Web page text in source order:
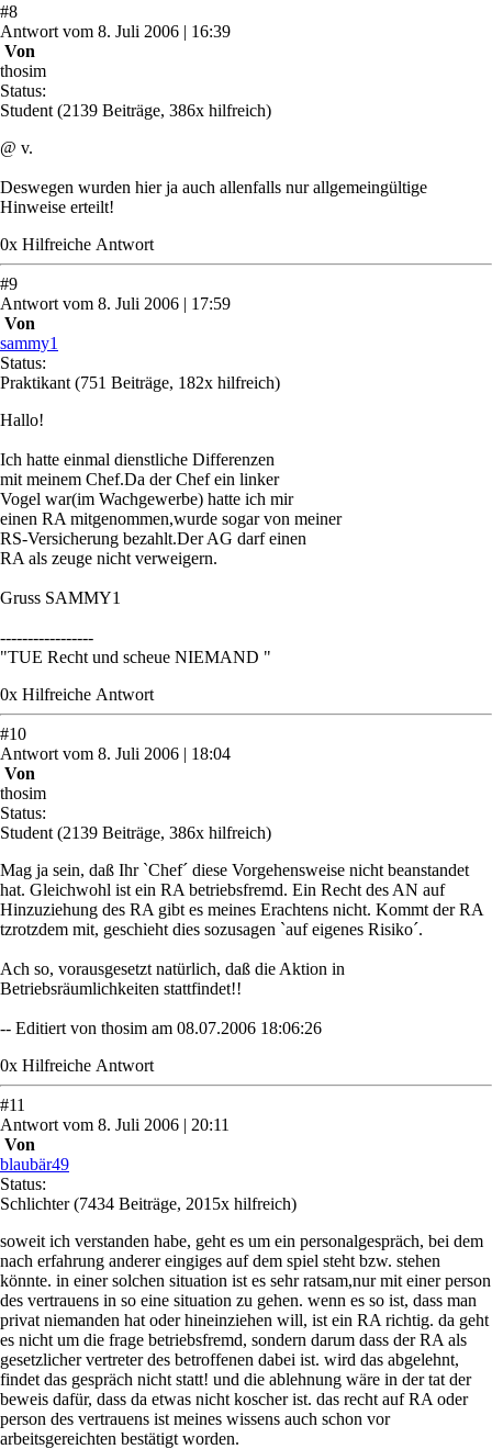
#8
Antwort vom 8. Juli 2006 | 16:39
Von
thosim
Status:
Student (2139 Beiträge, 386x hilfreich)
@ v.
Deswegen wurden hier ja auch allenfalls nur allgemeingültige
Hinweise erteilt!
0x Hilfreiche Antwort
#9
Antwort vom 8. Juli 2006 | 17:59
Von
sammy1
Status:
Praktikant (751 Beiträge, 182x hilfreich)
Hallo!
Ich hatte einmal dienstliche Differenzen
mit meinem Chef.Da der Chef ein linker
Vogel war(im Wachgewerbe) hatte ich mir
einen RA mitgenommen,wurde sogar von meiner
RS-Versicherung bezahlt.Der AG darf einen
RA als zeuge nicht verweigern.
Gruss SAMMY1
-----------------
"TUE Recht und scheue NIEMAND "
0x Hilfreiche Antwort
#10
Antwort vom 8. Juli 2006 | 18:04
Von
thosim
Status:
Student (2139 Beiträge, 386x hilfreich)
Mag ja sein, daß Ihr `Chef´ diese Vorgehensweise nicht beanstandet
hat. Gleichwohl ist ein RA betriebsfremd. Ein Recht des AN auf
Hinzuziehung des RA gibt es meines Erachtens nicht. Kommt der RA
tzrotzdem mit, geschieht dies sozusagen `auf eigenes Risiko´.
Ach so, vorausgesetzt natürlich, daß die Aktion in
Betriebsräumlichkeiten stattfindet!!
-- Editiert von thosim am 08.07.2006 18:06:26
0x Hilfreiche Antwort
#11
Antwort vom 8. Juli 2006 | 20:11
Von
blaubär49
Status:
Schlichter (7434 Beiträge, 2015x hilfreich)
soweit ich verstanden habe, geht es um ein personalgespräch, bei dem
nach erfahrung anderer eingiges auf dem spiel steht bzw. stehen
könnte. in einer solchen situation ist es sehr ratsam,nur mit einer person
des vertrauens in so eine situation zu gehen. wenn es so ist, dass man
privat niemanden hat oder hineinziehen will, ist ein RA richtig. da geht
es nicht um die frage betriebsfremd, sondern darum dass der RA als
gesetzlicher vertreter des betroffenen dabei ist. wird das abgelehnt,
findet das gespräch nicht statt! und die ablehnung wäre in der tat der
beweis dafür, dass da etwas nicht koscher ist. das recht auf RA oder
person des vertrauens ist meines wissens auch schon vor
arbeitsgereichten bestätigt worden.